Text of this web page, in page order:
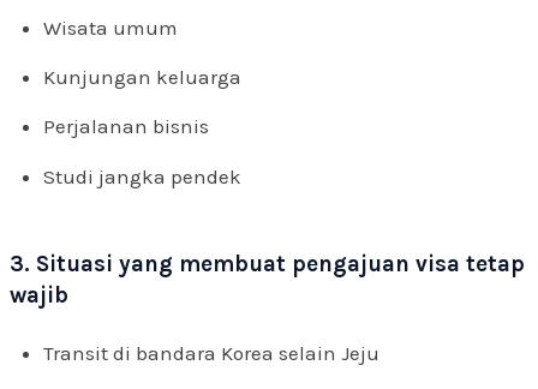
Wisata umum
Kunjungan keluarga
Perjalanan bisnis
Studi jangka pendek
3. Situasi yang membuat pengajuan visa tetap
wajib
Transit di bandara Korea selain Jeju